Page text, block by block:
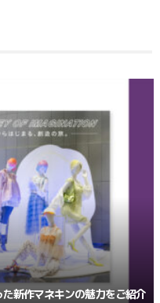
新作マネキンの魅力をご紹介